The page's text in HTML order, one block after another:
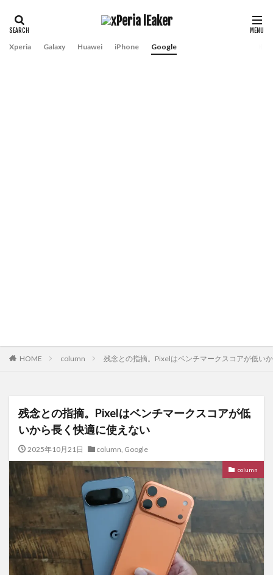
Xperia Galaxy Huawei iPhone Google
HOME column 残念との指摘。Pixelはベンチマークスコアが低い
残念との指摘。Pixelはベンチマークスコアが低
いから長く快適に使えない
2025年10月21日 column, Google
column